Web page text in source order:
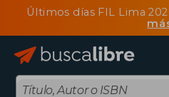
Últimos días FIL Lima